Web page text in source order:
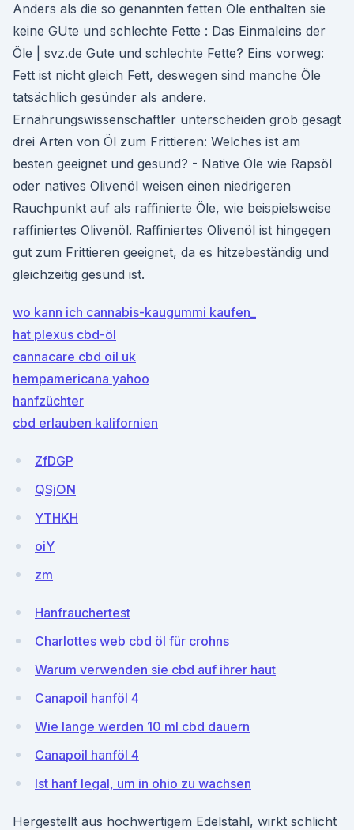
Anders als die so genannten fetten Öle enthalten sie
keine GUte und schlechte Fette : Das Einmaleins der
Öle | svz.de Gute und schlechte Fette? Eins vorweg:
Fett ist nicht gleich Fett, deswegen sind manche Öle
tatsächlich gesünder als andere.
Ernährungswissenschaftler unterscheiden grob gesagt
drei Arten von Öl zum Frittieren: Welches ist am
besten geeignet und gesund? - Native Öle wie Rapsöl
oder natives Olivenöl weisen einen niedrigeren
Rauchpunkt auf als raffinierte Öle, wie beispielsweise
raffiniertes Olivenöl. Raffiniertes Olivenöl ist hingegen
gut zum Frittieren geeignet, da es hitzebeständig und
gleichzeitig gesund ist.
wo kann ich cannabis-kaugummi kaufen_
hat plexus cbd-öl
cannacare cbd oil uk
hempamericana yahoo
hanfzüchter
cbd erlauben kalifornien
ZfDGP
QSjON
YTHKH
oiY
zm
Hanfrauchertest
Charlottes web cbd öl für crohns
Warum verwenden sie cbd auf ihrer haut
Canapoil hanföl 4
Wie lange werden 10 ml cbd dauern
Canapoil hanföl 4
Ist hanf legal, um in ohio zu wachsen
Hergestellt aus hochwertigem Edelstahl, wirkt schlicht